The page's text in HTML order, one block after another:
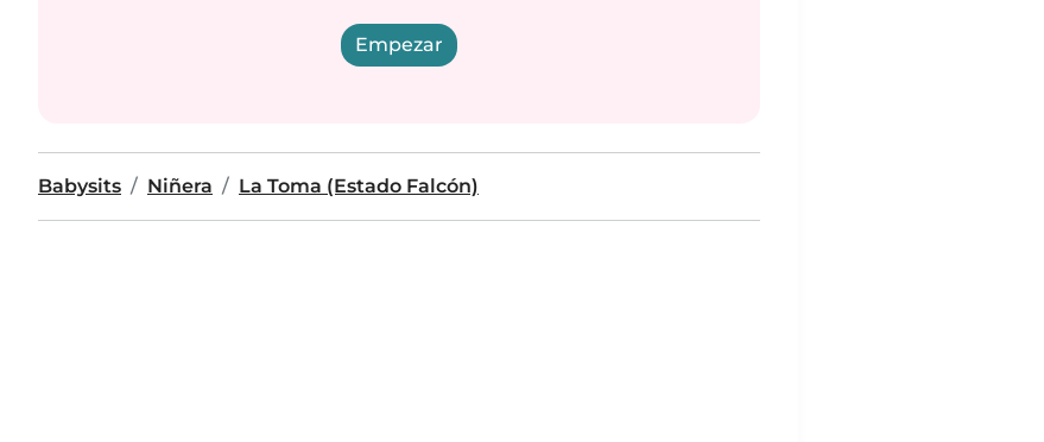
Empezar
Babysits Niñera La Toma (Estado Falcón)